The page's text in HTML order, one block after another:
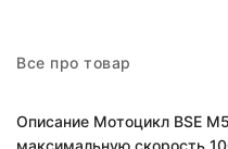
Все про товар
Описание Мотоцикл BSE
максимальную скорость